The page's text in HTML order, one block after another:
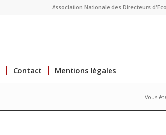
Association Nationale des Directeurs
Contact Mentions légales
Vous